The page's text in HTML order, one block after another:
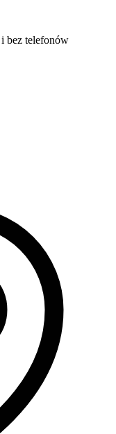
bez telefonów